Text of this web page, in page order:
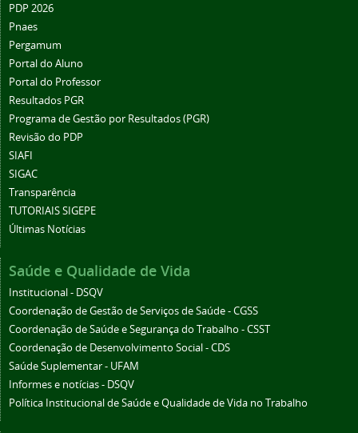
PDP 2026
Pnaes
Pergamum
Portal do Aluno
Portal do Professor
Resultados PGR
Programa de Gestão por Resultados (PGR)
Revisão do PDP
SIAFI
SIGAC
Transparência
TUTORIAIS SIGEPE
Últimas Notícias
Saúde e Qualidade de Vida
Institucional - DSQV
Coordenação de Gestão de Serviços de Saúde - CGSS
Coordenação de Saúde e Segurança do Trabalho - CSST
Coordenação de Desenvolvimento Social - CDS
Saúde Suplementar - UFAM
Informes e notícias - DSQV
Política Institucional de Saúde e Qualidade de Vida no Trabalho